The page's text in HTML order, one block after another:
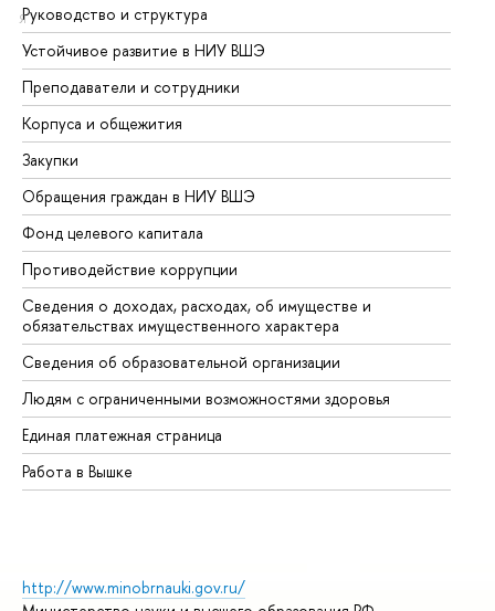
ЯРуководство и структура
Устойчивое развитие в НИУ ВШЭ
Преподаватели и сотрудники
Корпуса и общежития
Закупки
Обращения граждан в НИУ ВШЭ
Фонд целевого капитала
Противодействие коррупции
Сведения о доходах, расходах, об имуществе и
обязательствах имущественного характера
Сведения об образовательной организации
Людям с ограниченными возможностями здоровья
Единая платежная страница
Работа в Вышке
http://www.minobrnauki.gov.ru/